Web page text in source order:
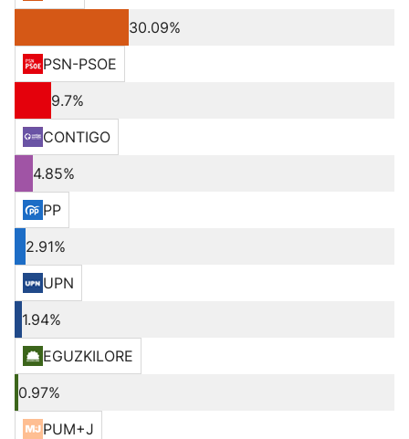
30.09%
PSN-PSOE
9.7%
CONTIGO
4.85%
PP
2.91%
UPN
1.94%
EGUZKILORE
0.97%
PUM+J